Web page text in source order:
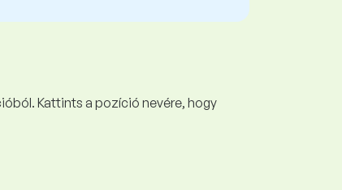
Kattints a pozíció nevére, hogy